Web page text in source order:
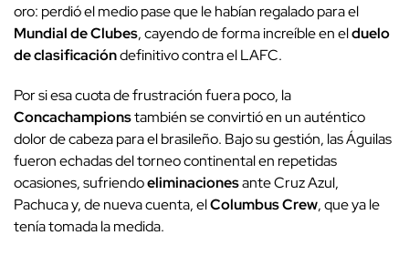
oro: perdió el medio pase que le habían regalado para el
Mundial de Clubes, cayendo de forma increíble en elduelo
de clasificacióndefinitivo contra el LAFC.
Por si esa cuota de frustración fuera poco, la
Concachampionstambién se convirtió en un auténtico
dolor de cabeza para el brasileño. Bajo su gestión, las Águilas
fueron echadas del torneo continental en repetidas
ocasiones, sufriendoeliminacionesante Cruz Azul,
Pachuca y, de nueva cuenta, elColumbus Crew, que ya le
tenía tomada la medida.